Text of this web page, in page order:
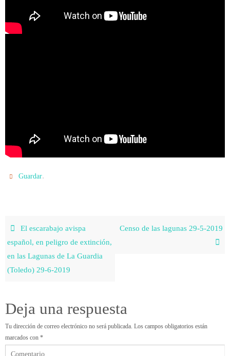
Guardar.
El escarabajo avispa
español, en peligro de extinción,
en las Lagunas de La Guardia
(Toledo) 29-6-2019
Censo de las lagunas 29-5-2019
Deja una respuesta
Tu dirección de correo electrónico no será publicada. Los campos obligatorios están
marcados con *